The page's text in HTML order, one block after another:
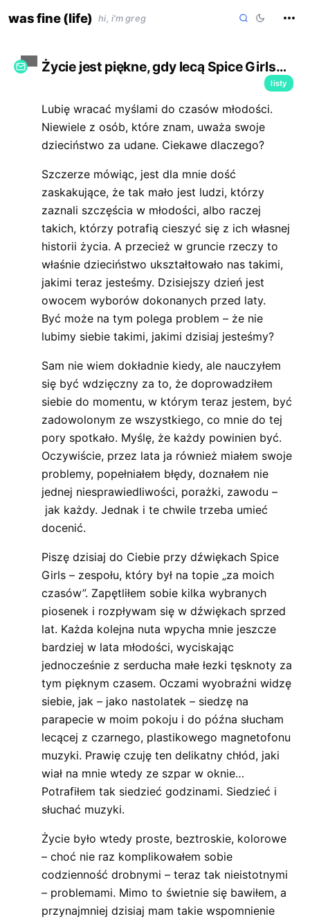
towas fine (life) hi, i'm greg
Życie jest piękne, gdy lecą Spice Girls…
listy
Lubię wracać myślami do czasów młodości.
Niewiele z osób, które znam, uważa swoje
dzieciństwo za udane. Ciekawe dlaczego?
Szczerze mówiąc, jest dla mnie dość
zaskakujące, że tak mało jest ludzi, którzy
zaznali szczęścia w młodości, albo raczej
takich, którzy potrafią cieszyć się z ich własnej
historii życia. A przecież w gruncie rzeczy to
właśnie dzieciństwo ukształtowało nas takimi,
jakimi teraz jesteśmy. Dzisiejszy dzień jest
owocem wyborów dokonanych przed laty.
Być może na tym polega problem – że nie
lubimy siebie takimi, jakimi dzisiaj jesteśmy?
Sam nie wiem dokładnie kiedy, ale nauczyłem
się być wdzięczny za to, że doprowadziłem
siebie do momentu, w którym teraz jestem, być
zadowolonym ze wszystkiego, co mnie do tej
pory spotkało. Myślę, że każdy powinien być.
Oczywiście, przez lata ja również miałem swoje
problemy, popełniałem błędy, doznałem nie
jednej niesprawiedliwości, porażki, zawodu –
jak każdy. Jednak i te chwile trzeba umieć
docenić.
Piszę dzisiaj do Ciebie przy dźwiękach Spice
Girls – zespołu, który był na topie „za moich
czasów”. Zapętliłem sobie kilka wybranych
piosenek i rozpływam się w dźwiękach sprzed
lat. Każda kolejna nuta wpycha mnie jeszcze
bardziej w lata młodości, wyciskając
jednocześnie z serducha małe łezki tęsknoty za
tym pięknym czasem. Oczami wyobraźni widzę
siebie, jak – jako nastolatek – siedzę na
parapecie w moim pokoju i do późna słucham
lecącej z czarnego, plastikowego magnetofonu
muzyki. Prawię czuję ten delikatny chłód, jaki
wiał na mnie wtedy ze szpar w oknie…
Potrafiłem tak siedzieć godzinami. Siedzieć i
słuchać muzyki.
Życie było wtedy proste, beztroskie, kolorowe
– choć nie raz komplikowałem sobie
codzienność drobnymi – teraz tak nieistotnymi
– problemami. Mimo to świetnie się bawiłem, a
przynajmniej dzisiaj mam takie wspomnienie